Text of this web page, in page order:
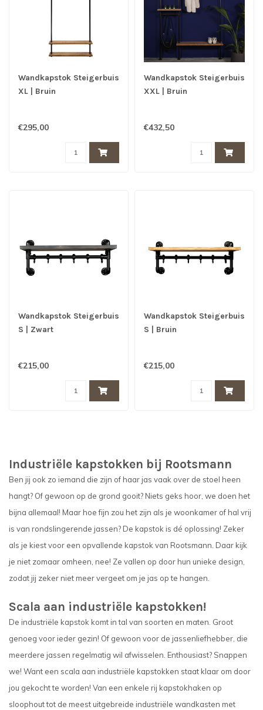
Wandkapstok Steigerbuis
XL | Bruin
€295,00
Wandkapstok Steigerbuis
XXL | Bruin
€432,50
Wandkapstok Steigerbuis
S | Zwart
€215,00
Wandkapstok Steigerbuis
S | Bruin
€215,00
Industriële kapstokken bij Rootsmann
Ben jij ook zo iemand die zijn of haar jas vaak over de stoel heen
hangt? Of gewoon op de grond gooit? Niets geks hoor, we doen het
bijna allemaal! Maar hoe fijn zou het zijn als je woonkamer of hal vrij
is van rondslingerende jassen? De kapstok is dé oplossing! Zeker
als je kiest voor een opvallende kapstok van Rootsmann. Daar kijk
je niet zomaar omheen, nee! Ze vallen op door hun unieke design,
zodat jij zeker niet meer vergeet om je jas op te hangen.
Scala aan industriële kapstokken!
De industriële kapstok komt in tal van soorten en maten. Groot
genoeg voor ieder gezin! Of gewoon voor de jassenliefhebber, die
meerdere jassen regelmatig wil afwisselen. Enthousiast? Snappen
we! Want een scala aan industriële kapstokken staat klaar om door
jou gekocht te worden! Van een enkele rij kapstokhaken op
sloophout tot de meest uitgebreide industriële wandkasten met